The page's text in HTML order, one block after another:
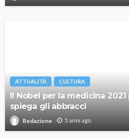
ATTUALITÀ CULTURA
Il Nobel per la medicina
spiega gli abbracci
Redazione 5 anni ago